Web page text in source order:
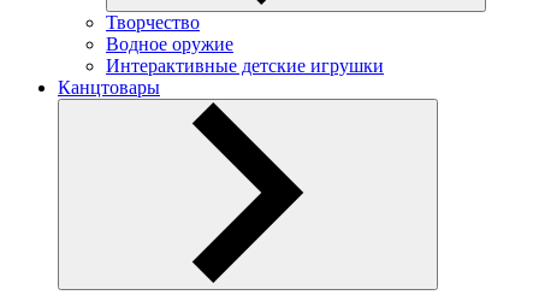
Творчество
Водное оружие
Интерактивные детские игрушки
Канцтовары